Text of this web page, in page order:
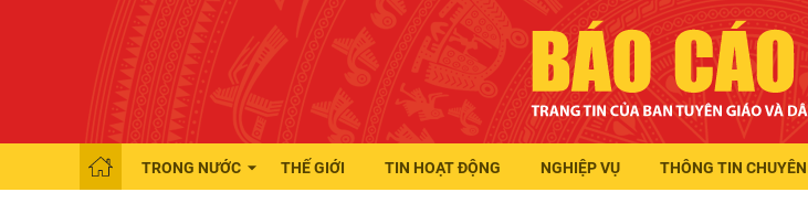
TRONG NƯỚC THẾ GIỚI TIN HOẠT ĐỘNG NGHIỆP VỤ THÔNG TIN